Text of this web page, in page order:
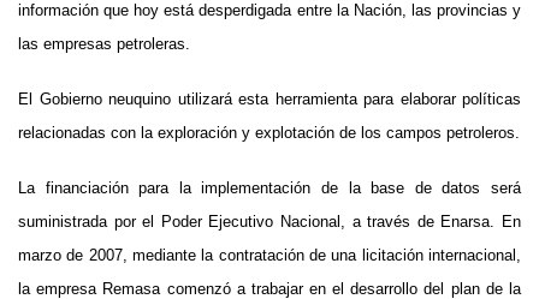
información que hoy está desperdigada entre la Nación, las provincias y
las empresas petroleras.
El Gobierno neuquino utilizará esta herramienta para elaborar políticas
relacionadas con la exploración y explotación de los campos petroleros.
La financiación para la implementación de la base de datos será
suministrada por el Poder Ejecutivo Nacional, a través de Enarsa. En
marzo de 2007, mediante la contratación de una licitación internacional,
la empresa Remasa comenzó a trabajar en el desarrollo del plan de la